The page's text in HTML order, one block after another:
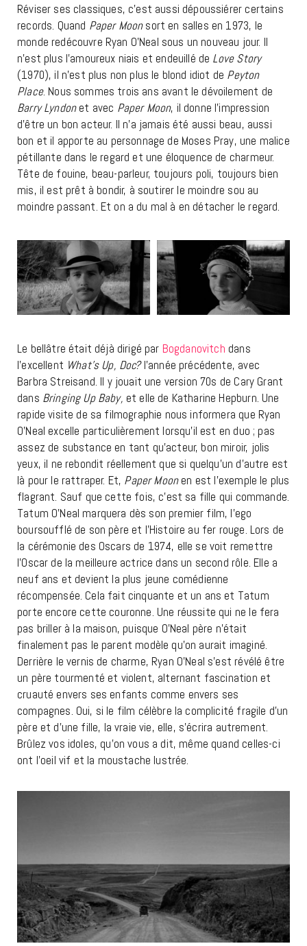
Réviser ses classiques, c’est aussi dépoussiérer certains
records. Quand Paper Moonsort en salles en 1973, le
monde redécouvre Ryan O’Neal sous un nouveau jour. Il
n’est plus l’amoureux niais et endeuillé de Love Story
(1970), il n’est plus non plus le blond idiot de Peyton
Place. Nous sommes trois ans avant le dévoilement de
Barry Lyndonet avec Paper Moon, il donne l’impression
d’être un bon acteur. Il n’a jamais été aussi beau, aussi
bon et il apporte au personnage de Moses Pray, une malice
pétillante dans le regard et une éloquence de charmeur.
Tête de fouine, beau-parleur, toujours poli, toujours bien
mis, il est prêt à bondir, à soutirer le moindre sou au
moindre passant. Et on a du mal à en détacher le regard.
Le bellâtre était déjà dirigé par Bogdanovitch dans
l’excellent What’s Up, Doc?l’année précédente, avec
Barbra Streisand. Il y jouait une version 70s de Cary Grant
dans Bringing Up Baby, et elle de Katharine Hepburn. Une
rapide visite de sa filmographie nous informera que Ryan
O’Neal excelle particulièrement lorsqu’il est en duo ; pas
assez de substance en tant qu’acteur, bon miroir, jolis
yeux, il ne rebondit réellement que si quelqu’un d’autre est
là pour le rattraper. Et, Paper Moonen est l’exemple le plus
flagrant. Sauf que cette fois, c’est sa fille qui commande.
Tatum O’Neal marquera dès son premier film, l’ego
boursoufflé de son père et l’Histoire au fer rouge. Lors de
la cérémonie des Oscars de 1974, elle se voit remettre
l’Oscar de la meilleure actrice dans un second rôle. Elle a
neuf ans et devient la plus jeune comédienne
récompensée. Cela fait cinquante et un ans et Tatum
porte encore cette couronne. Une réussite qui ne le fera
pas briller à la maison, puisque O’Neal père n’était
finalement pas le parent modèle qu’on aurait imaginé.
Derrière le vernis de charme, Ryan O’Neal s’est révélé être
un père tourmenté et violent, alternant fascination et
cruauté envers ses enfants comme envers ses
compagnes. Oui, si le film célèbre la complicité fragile d’un
père et d’une fille, la vraie vie, elle, s’écrira autrement.
Brûlez vos idoles, qu’on vous a dit, même quand celles-ci
ont l’oeil vif et la moustache lustrée.